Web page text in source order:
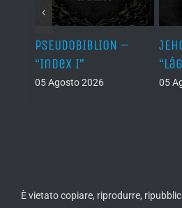
PSEUDOBIBLION –
“Index I”
05 Agosto 2026 05
È vietato copiare, riprodurre,